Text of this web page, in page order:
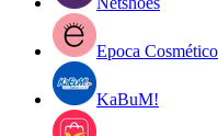
Epoca
KaBuM!